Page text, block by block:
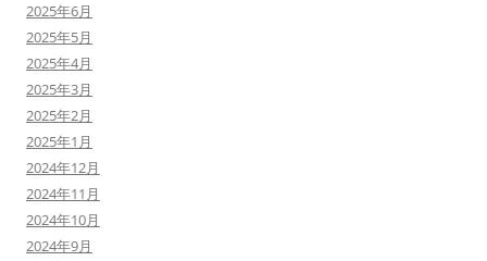
2025年6月
2025年5月
2025年4月
2025年3月
2025年2月
2025年1月
2024年12月
2024年11月
2024年10月
2024年9月